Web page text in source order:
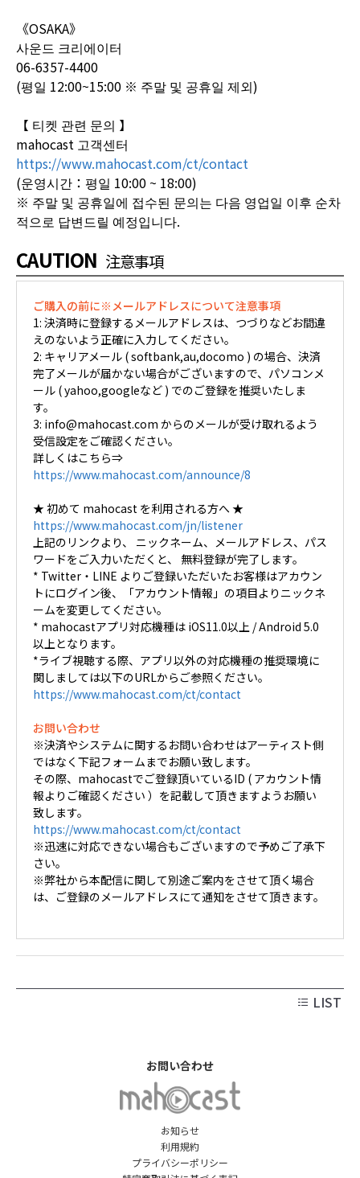
《OSAKA》
사운드 크리에이터
06-6357-4400
(평일 12:00~15:00 ※ 주말 및 공휴일 제외)
【 티켓 관련 문의 】
mahocast 고객센터
https://www.mahocast.com/ct/contact
(운영시간：평일 10:00 ~ 18:00)
※ 주말 및 공휴일에 접수된 문의는 다음 영업일 이후 순차
적으로 답변드릴 예정입니다.
CAUTION 注意事項
ご購入の前に※メールアドレスについて注意事項
1: 決済時に登録するメールアドレスは、つづりなどお間違
えのないよう正確に入力してください。
2: キャリアメール ( softbank,au,docomo ) の場合、決済
完了メールが届かない場合がございますので、パソコンメ
ール ( yahoo,googleなど ) でのご登録を推奨いたしま
す。
3: info@mahocast.com からのメールが受け取れるよう
受信設定をご確認ください。
詳しくはこちら⇒
https://www.mahocast.com/announce/8
★ 初めて mahocast を利用される方へ ★
https://www.mahocast.com/jn/listener
上記のリンクより、 ニックネーム、メールアドレス、パス
ワードをご入力いただくと、 無料登録が完了します。
* Twitter・LINE よりご登録いただいたお客様はアカウン
トにログイン後、「アカウント情報」の項目よりニックネ
ームを変更してください。
* mahocastアプリ対応機種は iOS11.0以上 / Android 5.0
以上となります。
*ライブ視聴する際、アプリ以外の対応機種の推奨環境に
関しましては以下のURLからご参照ください。
https://www.mahocast.com/ct/contact
お問い合わせ
※決済やシステムに関するお問い合わせはアーティスト側
ではなく下記フォームまでお願い致します。
その際、mahocastでご登録頂いているID ( アカウント情
報よりご確認ください ）を記載して頂きますようお願い
致します。
https://www.mahocast.com/ct/contact
※迅速に対応できない場合もございますので予めご了承下
さい。
※弊社から本配信に関して別途ご案内をさせて頂く場合
は、ご登録のメールアドレスにて通知をさせて頂きます。
LIST
お知らせ
利用規約
プライバシーポリシー
お問い合わせ